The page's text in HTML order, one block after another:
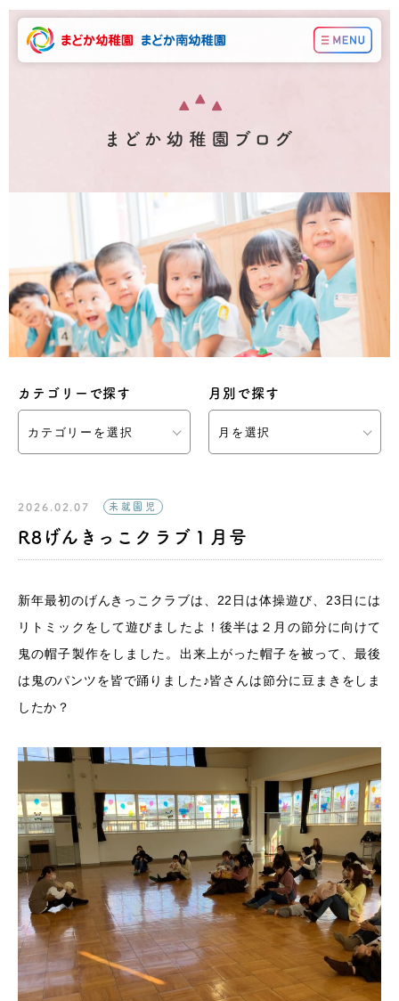
カテゴリーで探す
カテゴリーを選択
月別で探す
月を選択
2026.02.07 未就園児
R8げんきっこクラブ１月号
新年最初のげんきっこクラブは、22日は体操遊び、23日には
リトミックをして遊びましたよ！後半は２月の節分に向けて
鬼の帽子製作をしました。出来上がった帽子を被って、最後
は鬼のパンツを皆で踊りました♪皆さんは節分に豆まきをしま
したか？